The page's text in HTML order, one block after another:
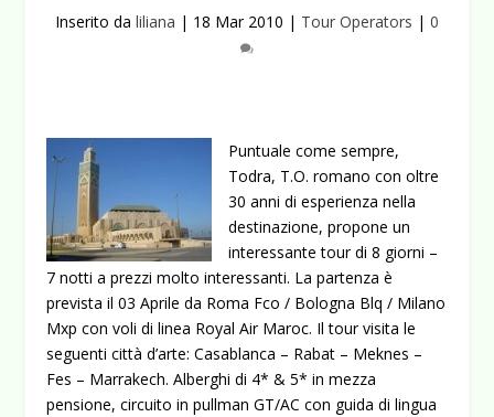
Inserito da liliana | 18 Mar 2010 | Tour Operators | 0
Puntuale come sempre,
Todra, T.O. romano con oltre
30 anni di esperienza nella
destinazione, propone un
interessante tour di 8 giorni –
7 notti a prezzi molto interessanti. La partenza è
prevista il 03 Aprile da Roma Fco / Bologna Blq / Milano
Mxp con voli di linea Royal Air Maroc. Il tour visita le
seguenti città d’arte: Casablanca – Rabat – Meknes –
Fes – Marrakech. Alberghi di 4* & 5* in mezza
pensione, circuito in pullman GT/AC con guida di lingua